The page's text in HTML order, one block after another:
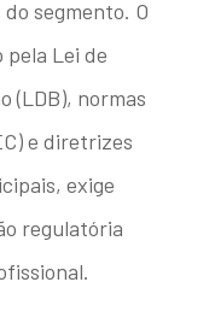
segmento. O
Lei de
(LDB), normas
e diretrizes
exige
regulatória